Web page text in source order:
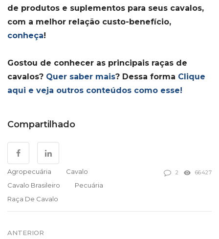
de produtos e suplementos para seus cavalos,
com a melhor relação custo-benefício,
conheça!
Gostou de conhecer as principais raças de
cavalos? Quer saber mais? Dessa forma Clique
aqui e veja outros conteúdos como esse!
Compartilhado
Agropecuária
Cavalo
Cavalo Brasileiro
Pecuária
Raça De Cavalo
2 66427
ANTERIOR